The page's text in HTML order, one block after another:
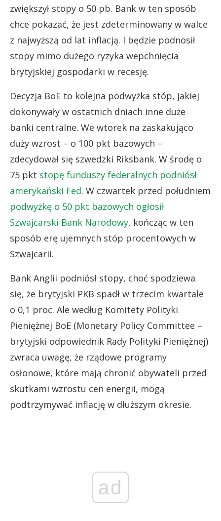
zwiększył stopy o 50 pb. Bank w ten sposób
chce pokazać, że jest zdeterminowany w walce
z najwyższą od lat inflacją. I będzie podnosił
stopy mimo dużego ryzyka wepchnięcia
brytyjskiej gospodarki w recesję.
Decyzja BoE to kolejna podwyżka stóp, jakiej
dokonywały w ostatnich dniach inne duże
banki centralne. We wtorek na zaskakująco
duży wzrost – o 100 pkt bazowych –
zdecydował się szwedzki Riksbank. W środę o
75 pkt stopę funduszy federalnych podniósł
amerykański Fed. W czwartek przed południem
podwyżkę o 50 pkt bazowych ogłosił
Szwajcarski Bank Narodowy, kończąc w ten
sposób erę ujemnych stóp procentowych w
Szwajcarii.
Bank Anglii podniósł stopy, choć spodziewa
się, że brytyjski PKB spadł w trzecim kwartale
o 0,1 proc. Ale według Komitety Polityki
Pieniężnej BoE (Monetary Policy Committee –
brytyjski odpowiednik Rady Polityki Pieniężnej)
zwraca uwagę, że rządowe programy
osłonowe, które mają chronić obywateli przed
skutkami wzrostu cen energii, mogą
podtrzymywać inflację w dłuższym okresie.
ad